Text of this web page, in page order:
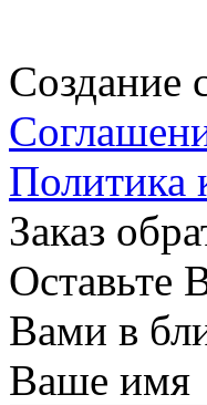
Создание
Политика
Заказ
Оставьте
Вами в
Ваше имя